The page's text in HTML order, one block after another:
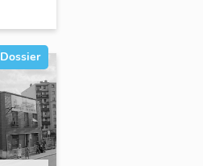
Dossier